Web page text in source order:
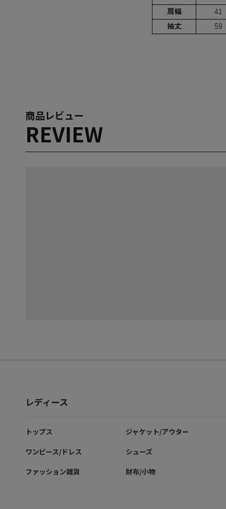
商品レビュー
REVIEW
レディース
トップス
ワンピース/ドレス
ファッション雑貨
ジャケット/アウター
シューズ
財布/小物